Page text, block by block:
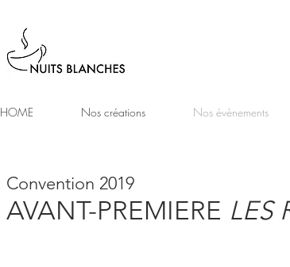
HOME Nos créations Nos évènements
Convention 2019
AVANT-PREMIERE LES